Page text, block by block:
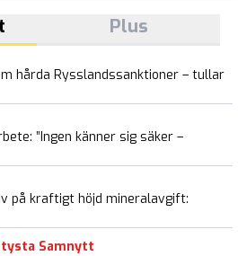
Plus
hårda Rysslandssanktioner – tullar
”Ingen känner sig säker –
på kraftigt höjd mineralavgift:
Samnytt